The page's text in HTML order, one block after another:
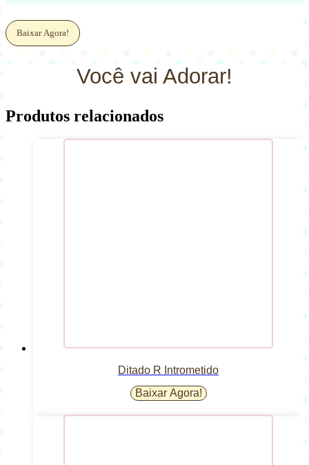
Baixar Agora!
Você vai Adorar!
Produtos relacionados
Ditado R Intrometido
Baixar Agora!